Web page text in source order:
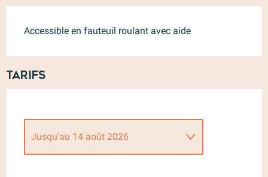
Accessible en fauteuil roulant avec aide
Tarifs
Jusqu'au 14 août 2026